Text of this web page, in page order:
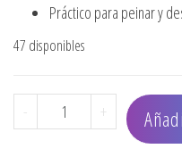
Práctico para peinar y
47 disponibles
- CEPILLO REDONDO
+